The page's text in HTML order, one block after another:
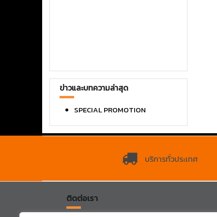
ข่าวและบทความล่าสุด
SPECIAL PROMOTION
บริการทั่วประเทศ
ติดต่อเรา